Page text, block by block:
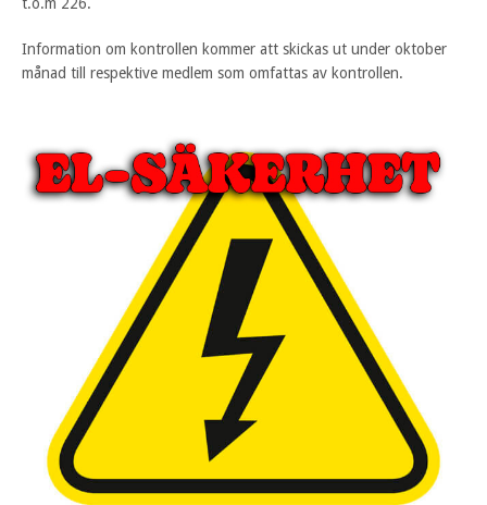
Information om kontrollen kommer att skickas ut under oktober
månad till respektive medlem som omfattas av kontrollen.